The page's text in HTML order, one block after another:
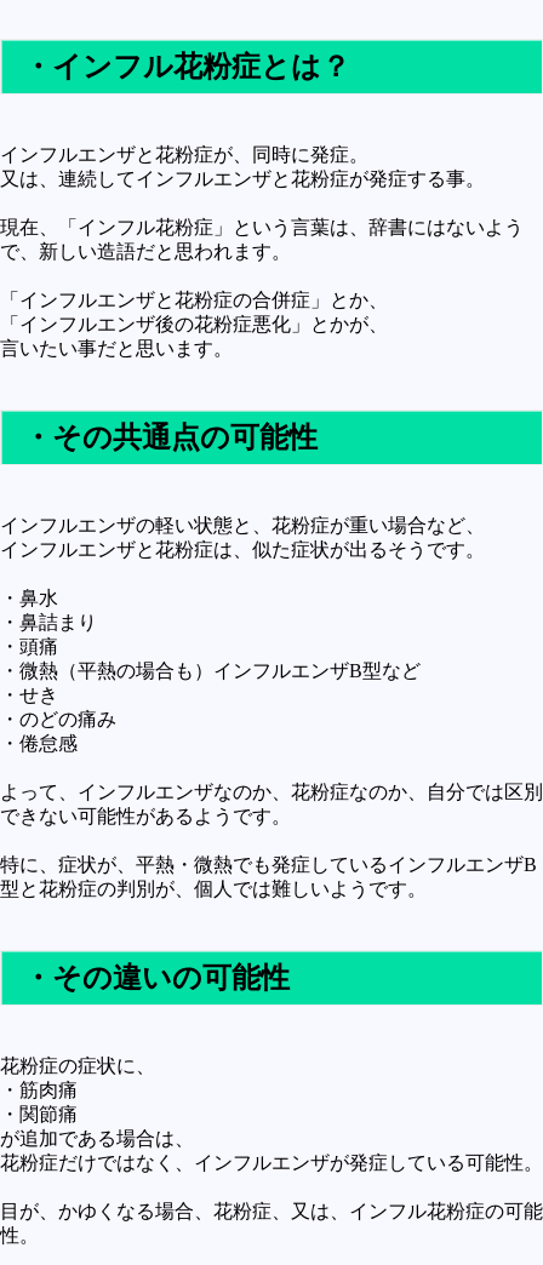
アプリケーション操作
プログラミング(C言語)
プログラミング(VBA)
プログラミング(HTML)
プログラミング(PHP)
プログラミング(JavaScript)
・インフル花粉症とは？
インフルエンザと花粉症が、同時に発症。
又は、連続してインフルエンザと花粉症が発症する事。
現在、「インフル花粉症」という言葉は、辞書にはないよう
で、新しい造語だと思われます。
「インフルエンザと花粉症の合併症」とか、
「インフルエンザ後の花粉症悪化」とかが、
言いたい事だと思います。
・その共通点の可能性
インフルエンザの軽い状態と、花粉症が重い場合など、
インフルエンザと花粉症は、似た症状が出るそうです。
・鼻水
・鼻詰まり
・頭痛
・微熱（平熱の場合も）インフルエンザB型など
・せき
・のどの痛み
・倦怠感
よって、インフルエンザなのか、花粉症なのか、自分では区別
できない可能性があるようです。
特に、症状が、平熱・微熱でも発症しているインフルエンザB
型と花粉症の判別が、個人では難しいようです。
・その違いの可能性
花粉症の症状に、
・筋肉痛
・関節痛
が追加である場合は、
花粉症だけではなく、インフルエンザが発症している可能性。
目が、かゆくなる場合、花粉症、又は、インフル花粉症の可能
性。